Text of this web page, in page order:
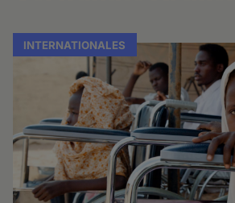
INTERNATIONALES